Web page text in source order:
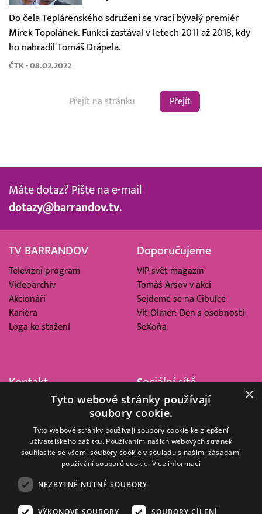
Do čela Teplárenského sdružení se vrací bývalý premiér
Mirek Topolánek. Funkci zastával v letech 2011 až 2018, kdy
ho nahradil Tomáš Drápela.
ČTK - 08.02.2022
Přejít
Máte dotaz? Pište na e-mail
dotazy@barrandov.tv.
TV BARRANDOV
Televizní program
Videoarchiv
Akcionáři
Kariéra
Loga ke stažení
Doporučujeme
VIP svět magazín
Tomáš Arsov v akci
Sejdeme se na Cibulce
Vít Olmer: Den s osobností
SeXoňa
Kontakt
Barrandov Televizní Studio,
Kříženeckého nám. 322
152 00 Praha 5
IČ 416 93 311
Sociální sítě
×
Tyto webové stránky používají
soubory cookie.
Tyto webové stránky používají soubory cookie ke zlepšení
uživatelského zážitku. Používáním našich webových stránek
souhlasíte se všemi soubory cookie v souladu s našimi zásadami
používání souborů cookie. Více informací
NEZBYTNĚ NUTNÉ SOUBORY
VÝKONOVÉ SOUBORY SOUBORY CÍLENÍ